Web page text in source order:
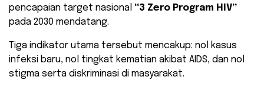
pencapaian target nasional “3 Zero Program HIV”
pada 2030 mendatang.
Tiga indikator utama tersebut mencakup: nol kasus
infeksi baru, nol tingkat kematian akibat AIDS, dan nol
stigma serta diskriminasi di masyarakat.